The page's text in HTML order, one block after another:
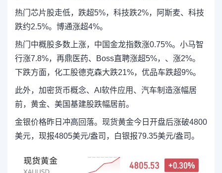
热门芯片股走低，跌超5%，科技跌2%，阿斯麦、科技
跌约2.5%。博通涨超4%。
热门中概股多数上涨，中国金龙指数涨0.75%。小马智
行涨7.8%，再鼎医药、Boss直聘涨超5%，、涨2%。
下跌方面，化工股德克森大跌21%，优品车跌超9%。
此外，加密货币概念、AI软件应用、汽车制造涨幅居
前，黄金、美国基建股跌幅居前。
金银价格昨日冲高回落。现货黄金今日开盘后涨破4800
美元，现报4805美元/盎司，白银报79.35美元/盎司。